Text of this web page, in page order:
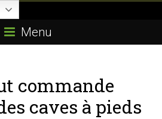
Menu
commande
caves à pieds